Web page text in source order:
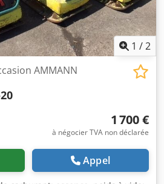
1 /2
AMMANN
1 700 €
à négocier TVA non déclarée
Appel